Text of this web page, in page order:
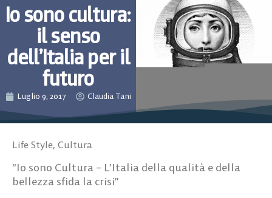
Io sono cultura:
il senso
dell’Italia per il
futuro
Luglio 9, 2017 Claudia Tani
Life Style, Cultura
“Io sono Cultura – L’Italia della qualità e della
bellezza sfida la crisi”